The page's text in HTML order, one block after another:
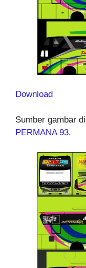
Download
Sumber gambar
PERMANA 93.